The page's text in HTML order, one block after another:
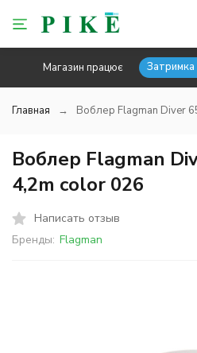
Магазин працює Затримка
Главная Воблер Flagman Diver
Воблер Flagman
4,2m color 026
Написать отзыв
Бренды: Flagman